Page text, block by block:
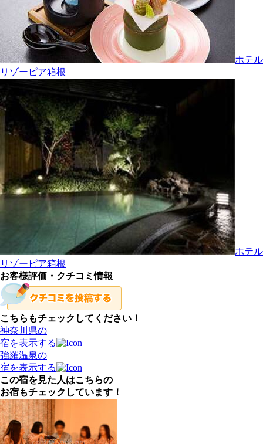
ホテル
リゾーピア箱根
ホテル
リゾーピア箱根
お客様評価・クチコミ情報
こちらもチェックしてください！
神奈川県の
宿を表示する
強羅温泉の
宿を表示する
この宿を見た人はこちらの
お宿もチェックしています！